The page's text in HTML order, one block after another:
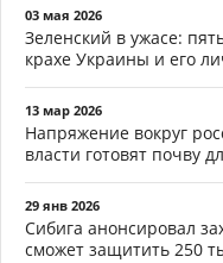
03 мая 2026
Зеленский в ужасе:
крахе Украины и его
13 мар 2026
Напряжение вокруг
власти готовят почву
29 янв 2026
Сибига анонсировал
сможет защитить 250